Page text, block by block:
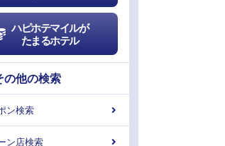
ハピホテマイルが
たまるホテル
の他の検索
ン検索
ン店検索